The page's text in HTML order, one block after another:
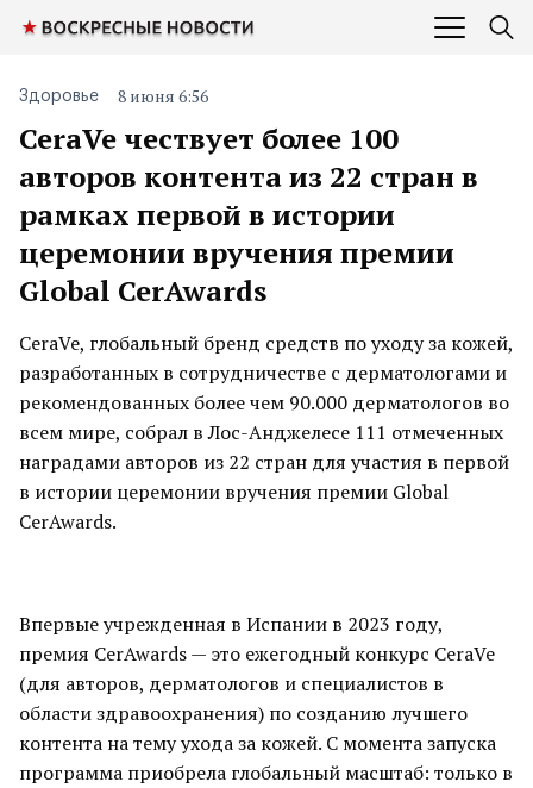
CeraVe чествует более 100
авторов контента из 22 стран в
рамках первой в истории
церемонии вручения премии
Global CerAwards
Здоровье 8 июня 6:56
CeraVe, глобальный бренд средств по уходу за кожей,
разработанных в сотрудничестве с дерматологами и
рекомендованных более чем 90.000 дерматологов во
всем мире, собрал в Лос-Анджелесе 111 отмеченных
наградами авторов из 22 стран для участия в первой
в истории церемонии вручения премии Global
CerAwards.
Впервые учрежденная в Испании в 2023 году,
премия CerAwards — это ежегодный конкурс CeraVe
(для авторов, дерматологов и специалистов в
области здравоохранения) по созданию лучшего
контента на тему ухода за кожей. С момента запуска
программа приобрела глобальный масштаб: только в